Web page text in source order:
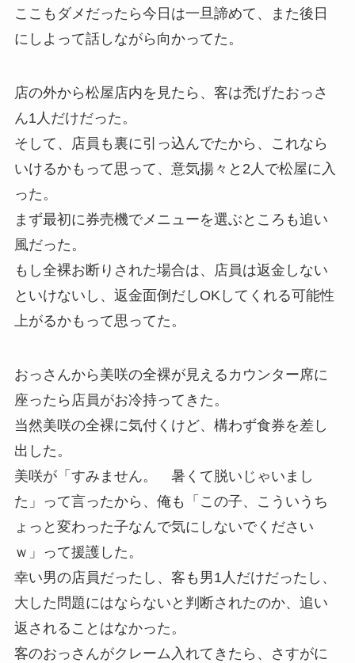
ここもダメだったら今日は一旦諦めて、また後日
にしよって話しながら向かってた。
店の外から松屋店内を見たら、客は禿げたおっさ
ん1人だけだった。
そして、店員も裏に引っ込んでたから、これなら
いけるかもって思って、意気揚々と2人で松屋に入
った。
まず最初に券売機でメニューを選ぶところも追い
風だった。
もし全裸お断りされた場合は、店員は返金しない
といけないし、返金面倒だしOKしてくれる可能性
上がるかもって思ってた。
おっさんから美咲の全裸が見えるカウンター席に
座ったら店員がお冷持ってきた。
当然美咲の全裸に気付くけど、構わず食券を差し
出した。
美咲が「すみません。 暑くて脱いじゃいまし
た」って言ったから、俺も「この子、こういうち
ょっと変わった子なんで気にしないでください
ｗ」って援護した。
幸い男の店員だったし、客も男1人だけだったし、
大した問題にはならないと判断されたのか、追い
返されることはなかった。
客のおっさんがクレーム入れてきたら、さすがに